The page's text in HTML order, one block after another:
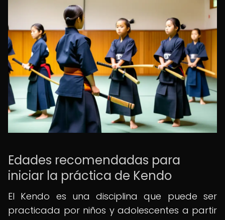
Edades recomendadas para
iniciar la práctica de Kendo
El Kendo es una disciplina que puede ser
practicada por niños y adolescentes a partir